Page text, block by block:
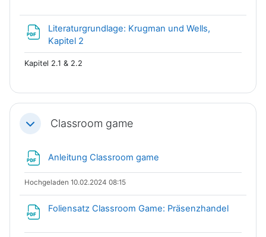
Literaturgrundlage: Krugman und Wells,
Kapitel 2
Kapitel 2.1 & 2.2
EinklappenClassroom game
Anleitung Classroom game
Hochgeladen 10.02.2024 08:15
Foliensatz Classroom Game: PräsenzhandelDatei